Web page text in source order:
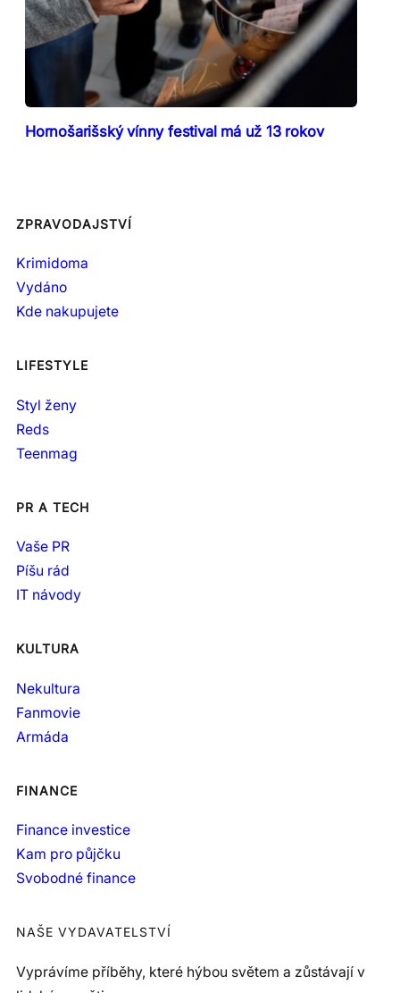
Hornošarišský vínny festival má už 13 rokov
ZPRAVODAJSTVÍ
Krimidoma
Vydáno
Kde nakupujete
LIFESTYLE
Styl ženy
Reds
Teenmag
PR A TECH
Vaše PR
Píšu rád
IT návody
KULTURA
Nekultura
Fanmovie
Armáda
FINANCE
Finance investice
Kam pro půjčku
Svobodné finance
NAŠE VYDAVATELSTVÍ
Vyprávíme příběhy, které hýbou světem a zůstávají v